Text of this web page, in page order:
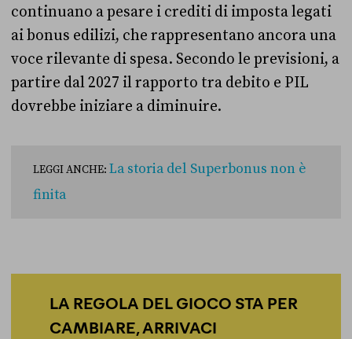
continuano a pesare i crediti di imposta legati
ai bonus edilizi, che rappresentano ancora una
voce rilevante di spesa. Secondo le previsioni, a
partire dal 2027 il rapporto tra debito e PIL
dovrebbe iniziare a diminuire.
LEGGI ANCHE: La storia del Superbonus non è
finita
LA REGOLA DEL GIOCO STA PER
CAMBIARE, ARRIVACI